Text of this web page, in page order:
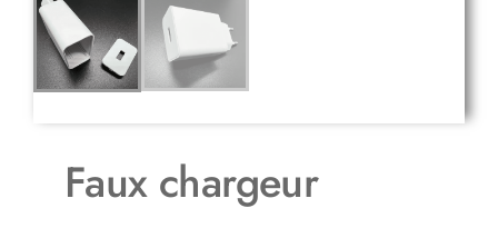
Faux chargeur